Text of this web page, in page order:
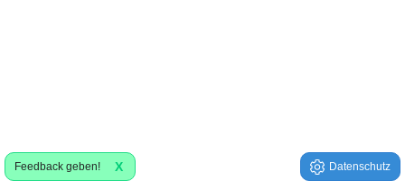
Feedback geben! X Datenschutz